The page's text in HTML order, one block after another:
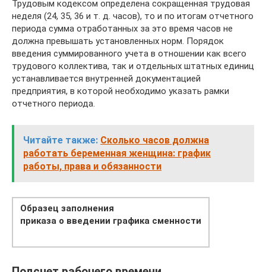
Трудовым кодексом определена сокращенная трудовая
неделя (24, 35, 36 и т. д. часов), то и по итогам отчетного
периода сумма отработанных за это время часов не
должна превышать установленных норм. Порядок
введения суммированного учета в отношении как всего
трудового коллектива, так и отдельных штатных единиц
устанавливается внутренней документацией
предприятия, в которой необходимо указать рамки
отчетного периода.
Читайте также: Сколько часов должна
работать беременная женщина: график
работы, права и обязанности
Образец заполнения
приказа о введении графика сменности